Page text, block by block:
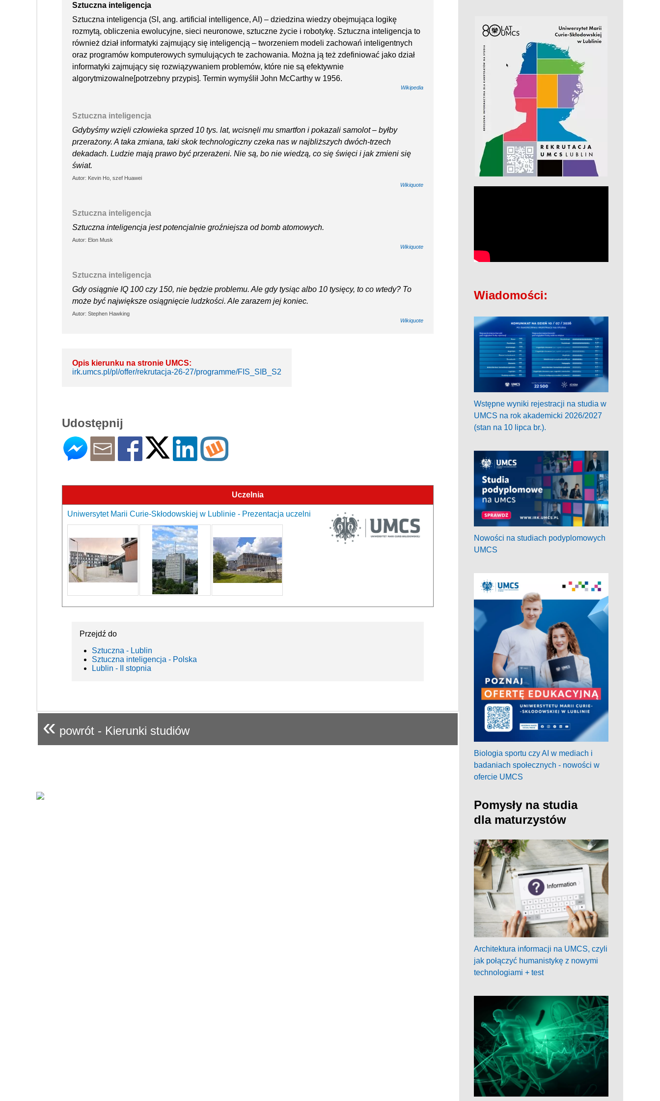
Sztuczna inteligencja
Sztuczna inteligencja (SI, ang. artificial intelligence, AI) – dziedzina wiedzy obejmująca logikę
rozmytą, obliczenia ewolucyjne, sieci neuronowe, sztuczne życie i robotykę. Sztuczna inteligencja to
również dział informatyki zajmujący się inteligencją – tworzeniem modeli zachowań inteligentnych
oraz programów komputerowych symulujących te zachowania. Można ją też zdefiniować jako dział
informatyki zajmujący się rozwiązywaniem problemów, które nie są efektywnie
algorytmizowalne[potrzebny przypis]. Termin wymyślił John McCarthy w 1956.
Wikipedia
Sztuczna inteligencja
Gdybyśmy wzięli człowieka sprzed 10 tys. lat, wcisnęli mu smartfon i pokazali samolot – byłby
przerażony. A taka zmiana, taki skok technologiczny czeka nas w najbliższych dwóch-trzech
dekadach. Ludzie mają prawo być przerażeni. Nie są, bo nie wiedzą, co się święci i jak zmieni się
świat.
Autor: Kevin Ho, szef Huawei
Wikiquote
Sztuczna inteligencja
Sztuczna inteligencja jest potencjalnie groźniejsza od bomb atomowych.
Autor: Elon Musk
Wikiquote
Sztuczna inteligencja
Gdy osiągnie IQ 100 czy 150, nie będzie problemu. Ale gdy tysiąc albo 10 tysięcy, to co wtedy? To
może być największe osiągnięcie ludzkości. Ale zarazem jej koniec.
Autor: Stephen Hawking
Wikiquote
Opis kierunku na stronie UMCS:
irk.umcs.pl/pl/offer/rekrutacja-26-27/programme/FIS_SIB_S2
Udostępnij
Uczelnia
Uniwersytet Marii Curie-Skłodowskiej w Lublinie - Prezentacja uczelni
Przejdź do
Sztuczna - Lublin
Sztuczna inteligencja - Polska
Lublin - II stopnia
« powrót - Kierunki studiów
Wiadomości:
Wstępne wyniki rejestracji na studia w
UMCS na rok akademicki 2026/2027
(stan na 10 lipca br.).
Nowości na studiach podyplomowych
UMCS
Biologia sportu czy AI w mediach i
badaniach społecznych - nowości w
ofercie UMCS
Pomysły na studia
dla maturzystów
Architektura informacji na UMCS, czyli
jak połączyć humanistykę z nowymi
technologiami + test